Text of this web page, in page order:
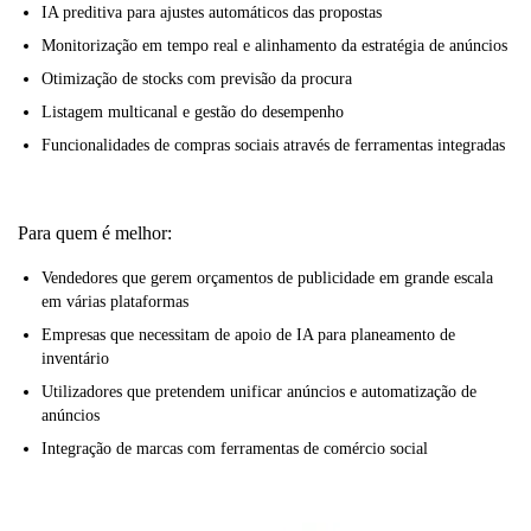
IA preditiva para ajustes automáticos das propostas
Monitorização em tempo real e alinhamento da estratégia de anúncios
Otimização de stocks com previsão da procura
Listagem multicanal e gestão do desempenho
Funcionalidades de compras sociais através de ferramentas integradas
Para quem é melhor:
Vendedores que gerem orçamentos de publicidade em grande escala
em várias plataformas
Empresas que necessitam de apoio de IA para planeamento de
inventário
Utilizadores que pretendem unificar anúncios e automatização de
anúncios
Integração de marcas com ferramentas de comércio social